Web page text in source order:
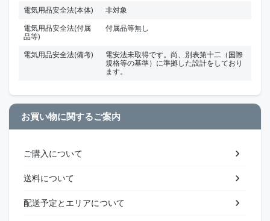
電気用品安全法(本体)
非対象
電気用品安全法(付属
品等)
付属品等無し
電気用品安全法(備考)
電安法未取得です。尚、別表第十二（国際
規格等の基準）に準拠した設計をしており
ます。
お買い物に関するご案内
ご購入について
送料について
配送予定とエリアについて